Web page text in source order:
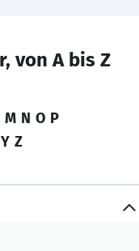
von A bis Z
M N O P
Y Z